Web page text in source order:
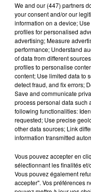
Vous souhaitez postuler
candidature
avant le 17
plus nulle"ou bien
au monde selon vous.
majeures
résidant dans
pourront tenter leur
du fromage ?
Hip-Hop News
7
We and our (447) partners
your consent and/or our
information on a device;
profiles for personalised
advertising; Measure
performance; Understand
of data from different
profiles to personalise
content; Use limited data to
detect fraud, and fix errors;
Save and communicate
process personal data such
following functionalities:
requested; Use precise
other data sources; Link
information transmitted
Vous pouvez accepter en
sélectionnant les finalités
Vous pouvez également
accepter". Vos préférences